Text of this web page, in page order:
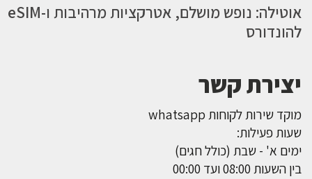
אוטילה: נופש מושלם, אטרקציות מרהיבות ו-eSIM
להונדורס
יצירת קשר
מוקד שירות לקוחות whatsapp
שעות פעילות:
ימים א' - שבת (כולל חגים)
בין השעות 08:00 ועד 00:00